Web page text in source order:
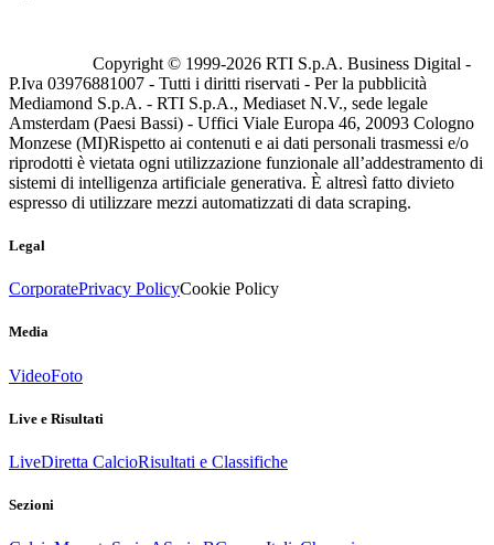
Copyright © 1999-2026 RTI S.p.A. Business Digital -
P.Iva 03976881007 - Tutti i diritti riservati - Per la pubblicità
Mediamond S.p.A. - RTI S.p.A., Mediaset N.V., sede legale
Amsterdam (Paesi Bassi) - Uffici Viale Europa 46, 20093 Cologno
Monzese (MI)Rispetto ai contenuti e ai dati personali trasmessi e/o
riprodotti è vietata ogni utilizzazione funzionale all’addestramento di
sistemi di intelligenza artificiale generativa. È altresì fatto divieto
espresso di utilizzare mezzi automatizzati di data scraping.
Legal
CorporatePrivacy PolicyCookie Policy
Media
VideoFoto
Live e Risultati
LiveDiretta CalcioRisultati e Classifiche
Sezioni